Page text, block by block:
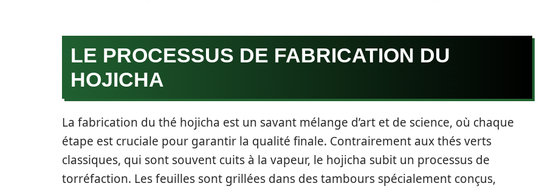
LE PROCESSUS DE FABRICATION DU
HOJICHA
La fabrication du thé hojicha est un savant mélange d’art et de science, où chaque
étape est cruciale pour garantir la qualité finale. Contrairement aux thés verts
classiques, qui sont souvent cuits à la vapeur, le hojicha subit un processus de
torréfaction. Les feuilles sont grillées dans des tambours spécialement conçus,